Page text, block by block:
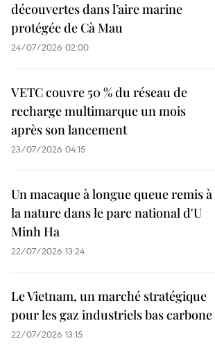
découvertes dans l’aire marine
protégée de Cà Mau
24/07/2026 02:00
VETC couvre 50 % du réseau de
recharge multimarque un mois
après son lancement
23/07/2026 04:15
Un macaque à longue queue remis à
la nature dans le parc national d'U
Minh Ha
22/07/2026 13:24
Le Vietnam, un marché stratégique
pour les gaz industriels bas carbone
22/07/2026 13:15